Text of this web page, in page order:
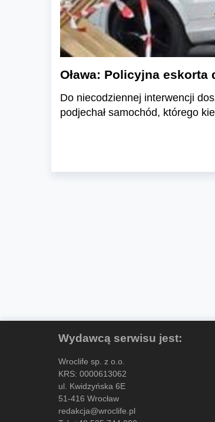
Oława: Policyjna eskorta
Do niecodziennej interwencji
podjechał samochód, którego
Wydawcą serwisu jest:
Wroclife sp. z o.o.
KRS: 0000613062
ul. Kwidzyńska 6E
51-416 Wrocław
redakcja@wroclife.pl